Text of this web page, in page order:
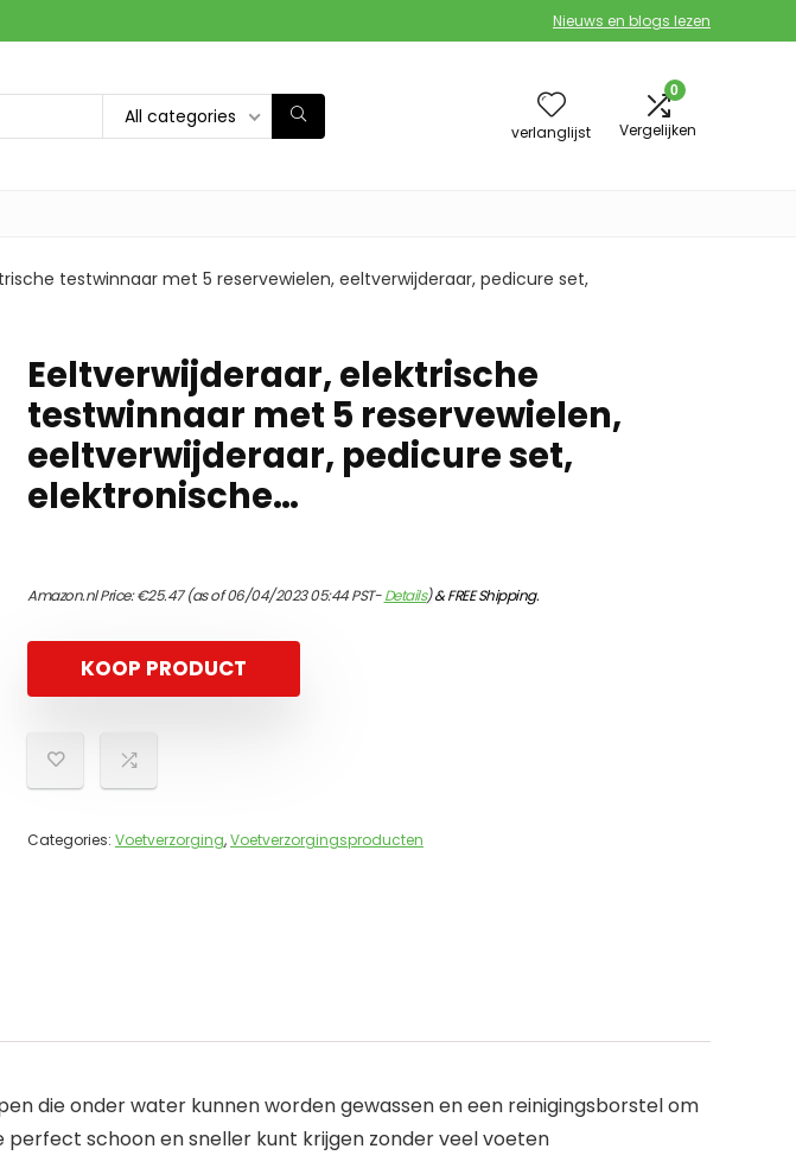
Nieuws en blogs lezen
All categories
verlanglijst
0
Vergelijken
testwinnaar met 5 reservewielen, eeltverwijderaar, pedicure set,
Eeltverwijderaar, elektrische
testwinnaar met 5 reservewielen,
eeltverwijderaar, pedicure set,
elektronische…
Amazon.nl Price:€25.47(as of 06/04/2023 05:44 PST-Details)&FREE Shipping.
KOOP PRODUCT
Categories: Voetverzorging,Voetverzorgingsproducten
die onder water kunnen worden gewassen en een reinigingsborstel om
schoon en sneller kunt krijgen zonder veel voeten